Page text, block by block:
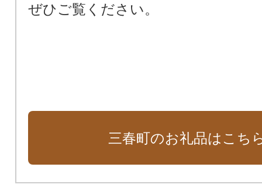
ぜひご覧ください。
三春町のお礼品はこち